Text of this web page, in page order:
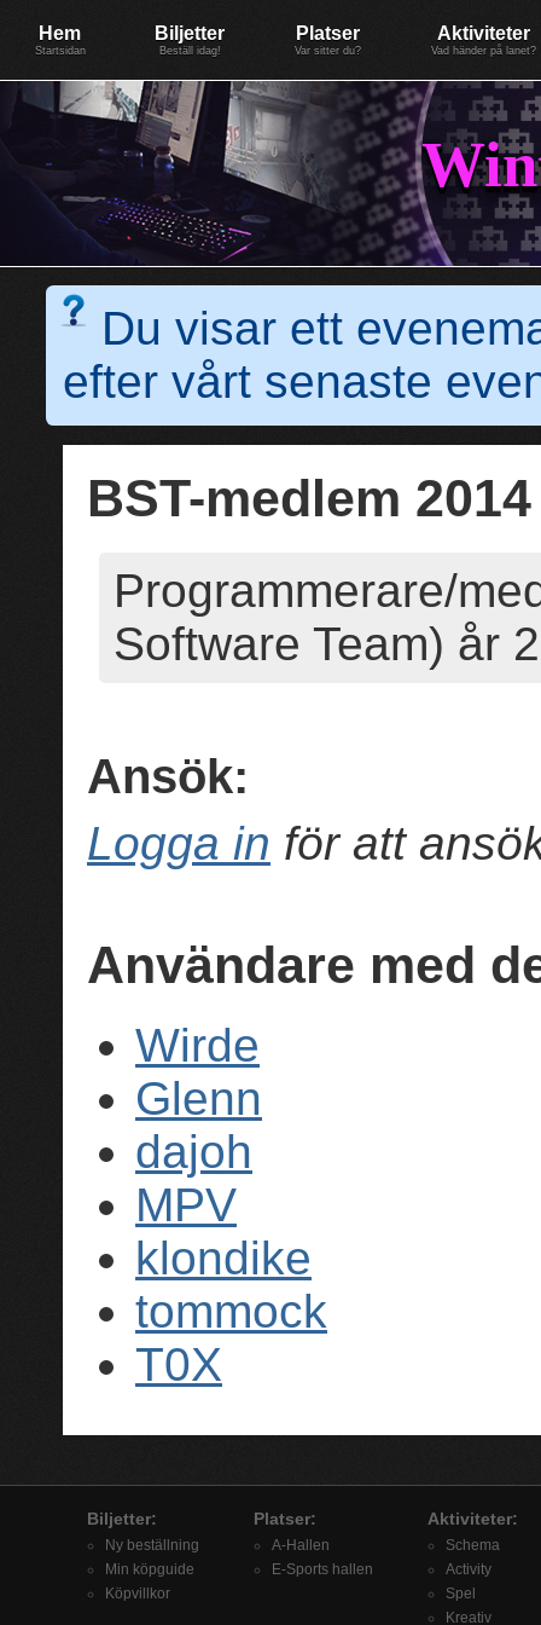
Hem
Startsidan
Biljetter
Beställ idag!
Platser
Var sitter du?
Aktiviteter
Vad händer på lanet?
Du visar ett
efter vårt senaste
BST-medlem
Programmerare/
Software Team) år
Ansök:
Logga in för att
Användare med
Wirde
Glenn
dajoh
MPV
klondike
tommock
T0X
Biljetter:
Ny beställning
Min köpguide
Köpvillkor
Platser:
A-Hallen
E-Sports hallen
Aktiviteter:
Schema
Activity
Spel
Kreativ